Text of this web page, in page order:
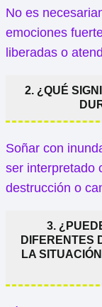
No es
emociones
liberadas o
2. ¿QUÉ
Soñar con
ser interpretado
destrucción o
3.
DIFERENTES
LA